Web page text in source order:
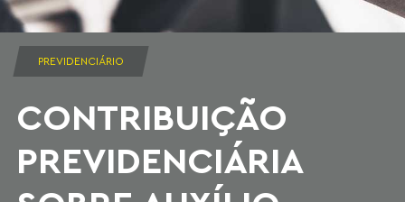
PREVIDENCIÁRIO
CONTRIBUIÇÃO
PREVIDENCIÁRIA